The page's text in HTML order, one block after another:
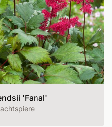
'Fanal'